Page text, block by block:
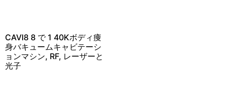
CAVI8 8 で 1 40Kボディ痩
身バキュームキャビテーシ
ョンマシン, RF, レーザーと
光子